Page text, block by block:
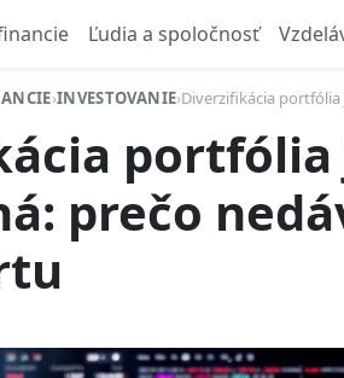
Ľudia a spoločnosť
›INVESTOVANIE›Diverzifikácia
portfólia
prečo